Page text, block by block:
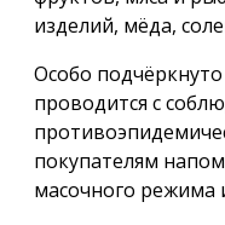
изделий, мёда,
Особо
проводится с
покупателям
масочного режима